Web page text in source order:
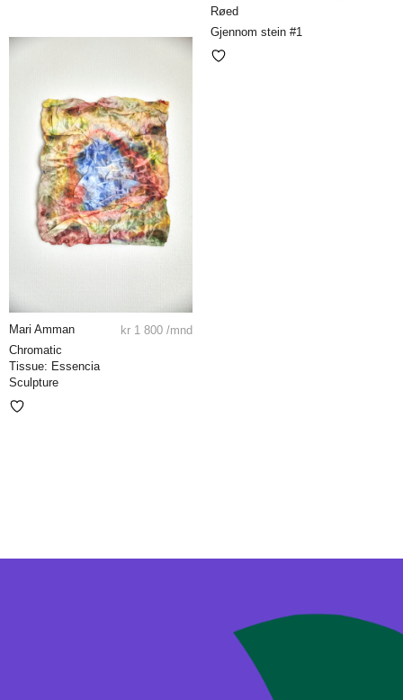
Røed
Gjennom stein #1
Mari Amman
Chromatic
Tissue: Essencia
Sculpture
kr 1 800 /mnd